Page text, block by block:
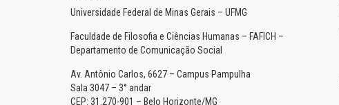
Universidade Federal de Minas Gerais – UFMG
Faculdade de Filosofia e Ciências Humanas – FAFICH –
Departamento de Comunicação Social
Av. Antônio Carlos, 6627 – Campus Pampulha
Sala 3047 – 3° andar
CEP: 31.270-901 – Belo Horizonte/MG